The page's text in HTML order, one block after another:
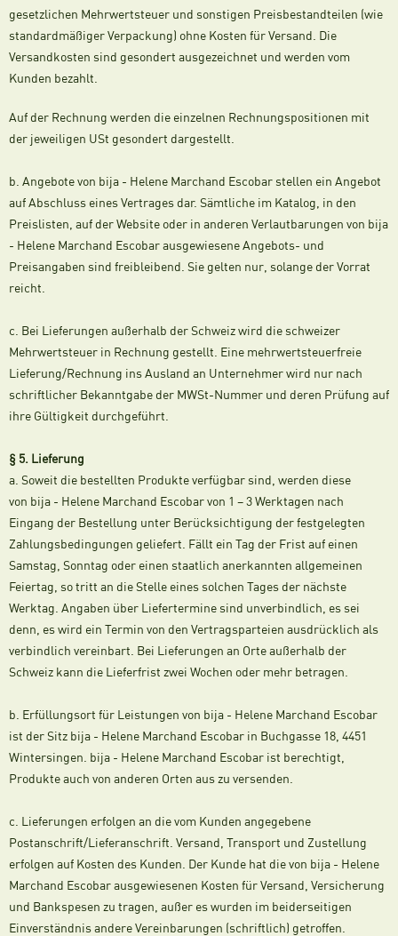
gesetzlichen Mehrwertsteuer und sonstigen Preisbestandteilen (wie
standardmäßiger Verpackung) ohne Kosten für Versand. Die
Versandkosten sind gesondert ausgezeichnet und werden vom
Kunden bezahlt.
Auf der Rechnung werden die einzelnen Rechnungspositionen mit
der jeweiligen USt gesondert dargestellt.
b. Angebote von bija - Helene Marchand Escobar stellen ein Angebot
auf Abschluss eines Vertrages dar. Sämtliche im Katalog, in den
Preislisten, auf der Website oder in anderen Verlautbarungen von bija
- Helene Marchand Escobar ausgewiesene Angebots- und
Preisangaben sind freibleibend. Sie gelten nur, solange der Vorrat
reicht.
c. Bei Lieferungen außerhalb der Schweiz wird die schweizer
Mehrwertsteuer in Rechnung gestellt. Eine mehrwertsteuerfreie
Lieferung/Rechnung ins Ausland an Unternehmer wird nur nach
schriftlicher Bekanntgabe der MWSt-Nummer und deren Prüfung auf
ihre Gültigkeit durchgeführt.
§ 5. Lieferung
a. Soweit die bestellten Produkte verfügbar sind, werden diese
von bija - Helene Marchand Escobar von 1 – 3 Werktagen nach
Eingang der Bestellung unter Berücksichtigung der festgelegten
Zahlungsbedingungen geliefert. Fällt ein Tag der Frist auf einen
Samstag, Sonntag oder einen staatlich anerkannten allgemeinen
Feiertag, so tritt an die Stelle eines solchen Tages der nächste
Werktag. Angaben über Liefertermine sind unverbindlich, es sei
denn, es wird ein Termin von den Vertragsparteien ausdrücklich als
verbindlich vereinbart. Bei Lieferungen an Orte außerhalb der
Schweiz kann die Lieferfrist zwei Wochen oder mehr betragen.
b. Erfüllungsort für Leistungen von bija - Helene Marchand Escobar
ist der Sitz bija - Helene Marchand Escobar in Buchgasse 18, 4451
Wintersingen. bija - Helene Marchand Escobar ist berechtigt,
Produkte auch von anderen Orten aus zu versenden.
c. Lieferungen erfolgen an die vom Kunden angegebene
Postanschrift/Lieferanschrift. Versand, Transport und Zustellung
erfolgen auf Kosten des Kunden. Der Kunde hat die von bija - Helene
Marchand Escobar ausgewiesenen Kosten für Versand, Versicherung
und Bankspesen zu tragen, außer es wurden im beiderseitigen
Einverständnis andere Vereinbarungen (schriftlich) getroffen.